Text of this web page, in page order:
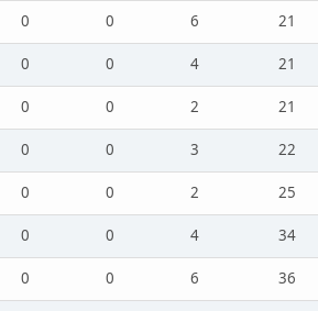
0 0 6
21
0 0 4
21
0 0 2
21
0 0 3
22
0 0 2
25
0 0 4
34
0 0 6
36